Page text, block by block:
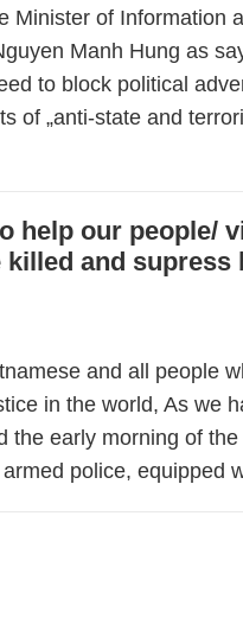
Minister of Information
Manh Hung as
to block political
of „anti-state and
help our people/
and supress
and all people
in the world, As we
the early morning of
police, equipped